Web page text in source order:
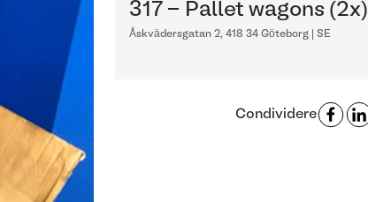
317 - Pallet wagons (2x)
Åskvädersgatan 2, 418 34 Göteborg | SE
Condividere